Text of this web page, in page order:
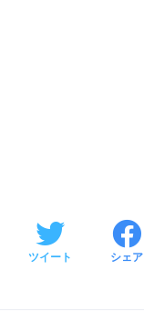
ツイート シェア